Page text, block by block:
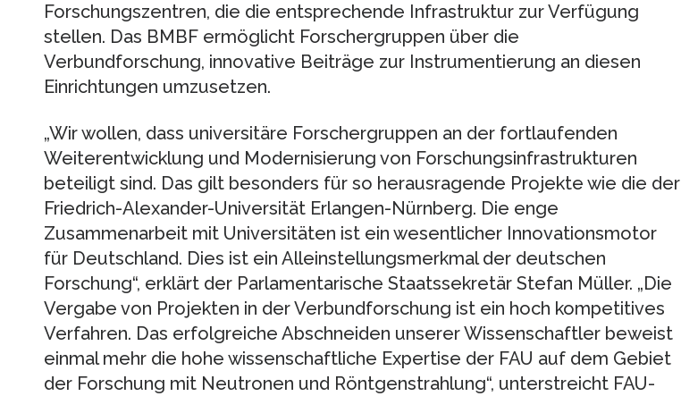
Forschungszentren, die die entsprechende Infrastruktur zur Verfügung
stellen. Das BMBF ermöglicht Forschergruppen über die
Verbundforschung, innovative Beiträge zur Instrumentierung an diesen
Einrichtungen umzusetzen.
„Wir wollen, dass universitäre Forschergruppen an der fortlaufenden
Weiterentwicklung und Modernisierung von Forschungsinfrastrukturen
beteiligt sind. Das gilt besonders für so herausragende Projekte wie die der
Friedrich-Alexander-Universität Erlangen-Nürnberg. Die enge
Zusammenarbeit mit Universitäten ist ein wesentlicher Innovationsmotor
für Deutschland. Dies ist ein Alleinstellungsmerkmal der deutschen
Forschung“, erklärt der Parlamentarische Staatssekretär Stefan Müller. „Die
Vergabe von Projekten in der Verbundforschung ist ein hoch kompetitives
Verfahren. Das erfolgreiche Abschneiden unserer Wissenschaftler beweist
einmal mehr die hohe wissenschaftliche Expertise der FAU auf dem Gebiet
der Forschung mit Neutronen und Röntgenstrahlung“, unterstreicht FAU-